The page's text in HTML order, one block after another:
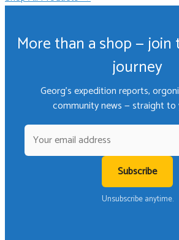
More than a shop —
journey
Georg's expedition reports,
community news — straight to
Subscribe
Unsubscribe anytime.